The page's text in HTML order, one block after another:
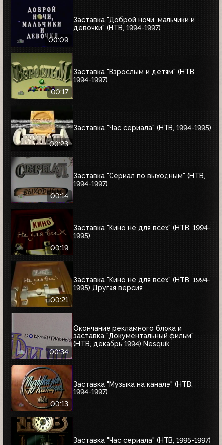
00:09
Заставка "Доброй ночи, мальчики и
девочки" (НТВ, 1994-1997)
00:17
Заставка "Взрослым и детям" (НТВ,
1994-1997)
00:23
Заставка "Час сериала" (НТВ, 1994-1995)
00:14
Заставка "Сериал по выходным" (НТВ,
1994-1997)
00:19
Заставка "Кино не для всех" (НТВ, 1994-
1995)
00:21
Заставка "Кино не для всех" (НТВ, 1994-
1995) Другая версия
00:34
Окончание рекламного блока и
заставка "Документальный фильм"
(НТВ, декабрь 1994) Nesquik
00:13
Заставка "Музыка на канале" (НТВ,
1994-1997)
Заставка "Час сериала" (НТВ, 1995-1997)